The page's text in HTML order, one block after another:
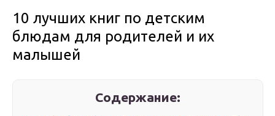
10 лучших книг по детским
блюдам для родителей и их
малышей
Содержание: